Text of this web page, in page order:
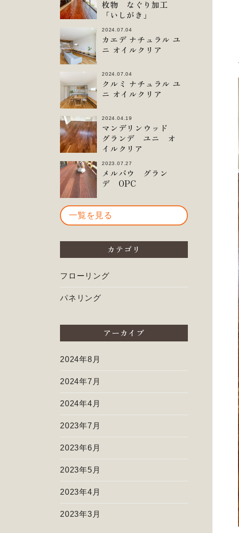
枚物 なぐり加工
「いしがき」
2024.07.04
カエデ ナチュラル ユ
ニ オイルクリア
2024.07.04
クルミ ナチュラル ユ
ニ オイルクリア
2024.04.19
マンデリンウッド
グランデ ユニ オ
イルクリア
2023.07.27
メルバウ グラン
デ OPC
一覧を見る
カテゴリ
フローリング
パネリング
アーカイブ
2024年8月
2024年7月
2024年4月
2023年7月
2023年6月
2023年5月
2023年4月
2023年3月